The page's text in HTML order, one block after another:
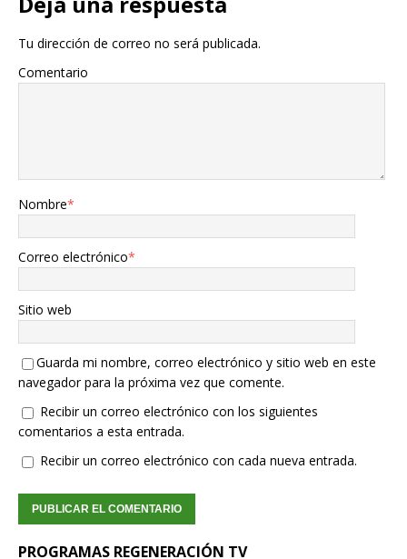
Tu dirección de correo no será publicada.
Comentario
Nombre*
Correo electrónico*
Sitio web
Guarda mi nombre, correo electrónico y sitio web en este
navegador para la próxima vez que comente.
Recibir un correo electrónico con los siguientes
comentarios a esta entrada.
Recibir un correo electrónico con cada nueva entrada.
PROGRAMAS REGENERACIÓN TV